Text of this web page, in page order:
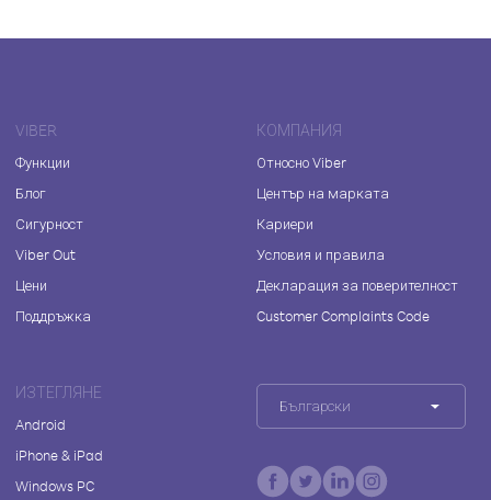
VIBER
Функции
Блог
Сигурност
Viber Out
Цени
Поддръжка
КОМПАНИЯ
Относно Viber
Център на марката
Кариери
Условия и правила
Декларация за поверителност
Customer Complaints Code
ИЗТЕГЛЯНЕ
Android
iPhone & iPad
Windows PC
Български